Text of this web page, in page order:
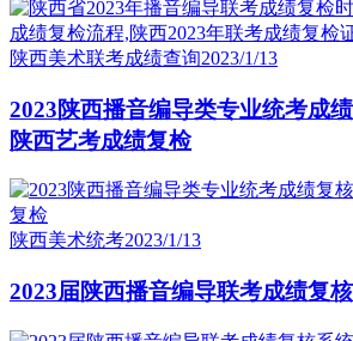
陕西美术联考成绩查询2023/1/13
2023陕西播音编导类专业统考成
陕西艺考成绩复检
陕西美术统考2023/1/13
2023届陕西播音编导联考成绩复